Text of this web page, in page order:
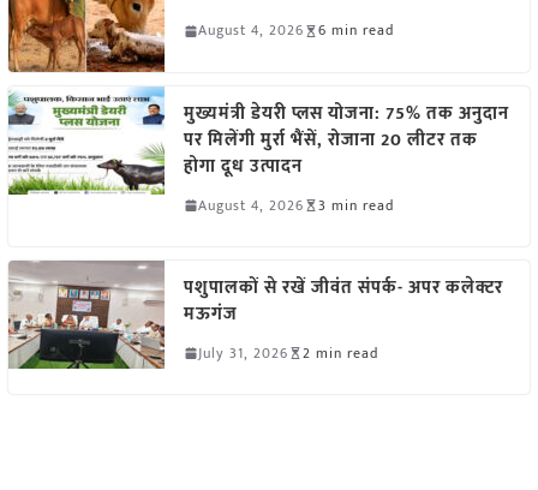
August 4, 2026 6 min read
मुख्यमंत्री डेयरी प्लस योजना: 75% तक अनुदान
पर मिलेंगी मुर्रा भैंसें, रोजाना 20 लीटर तक
होगा दूध उत्पादन
August 4, 2026 3 min read
पशुपालकों से रखें जीवंत संपर्क- अपर कलेक्टर
मऊगंज
July 31, 2026 2 min read